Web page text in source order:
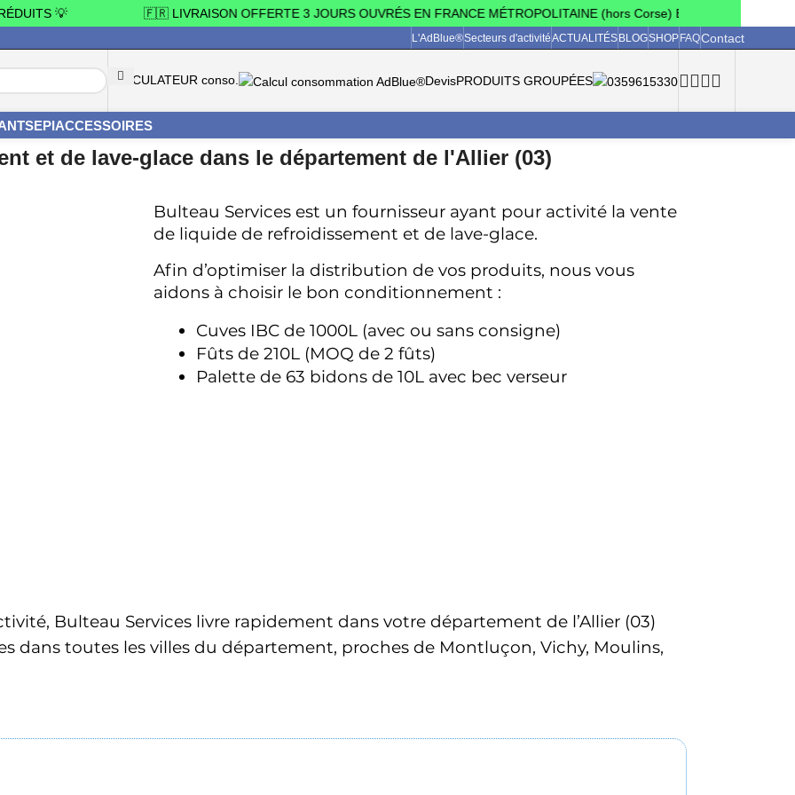
💡 🇫🇷 LIVRAISON OFFERTE 3 JOURS OUVRÉS EN FRANCE MÉTROPOLITAINE (hors Corse) ET EN BELGIQUE 🇧🇪
L'AdBlue®Secteurs d'activitéACTUALITÉSBLOGSHOPFAQContact
CALCULATEUR conso. DevisPRODUITS GROUPÉES
EPIACCESSOIRES
et de lave-glace dans le département de l'Allier (03)
Bulteau Services est un fournisseur ayant pour activité la vente
de liquide de refroidissement et de lave-glace.
Afin d’optimiser la distribution de vos produits, nous vous
aidons à choisir le bon conditionnement :
Cuves IBC de 1000L (avec ou sans consigne)
Fûts de 210L (MOQ de 2 fûts)
Palette de 63 bidons de 10L avec bec verseur
Bulteau Services livre rapidement dans votre département de l’Allier (03)
dans toutes les villes du département, proches de Montluçon, Vichy, Moulins,